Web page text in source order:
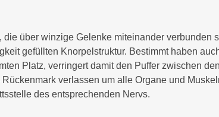
über winzige Gelenke miteinander
gefüllten Knorpelstruktur. Bestimmt haben
Platz, verringert damit den Puffer zwischen
verlassen um alle Organe und
des entsprechenden Nervs.